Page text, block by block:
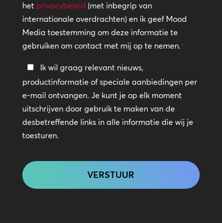
het privacybeleid (met inbegrip van
internationale overdrachten) en ik geef Mood
Media toestemming om deze informatie te
gebruiken om contact met mij op te nemen.*
Blijf
in
contact
Ik wil graag relevant nieuws,
productinformatie of speciale aanbiedingen per
e-mail ontvangen. Je kunt je op elk moment
uitschrijven door gebruik te maken van de
desbetreffende links in alle informatie die wij je
toesturen.